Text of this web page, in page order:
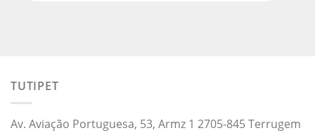
TUTIPET
Av. Aviação Portuguesa, 53, Armz 1 2705-845 Terrugem